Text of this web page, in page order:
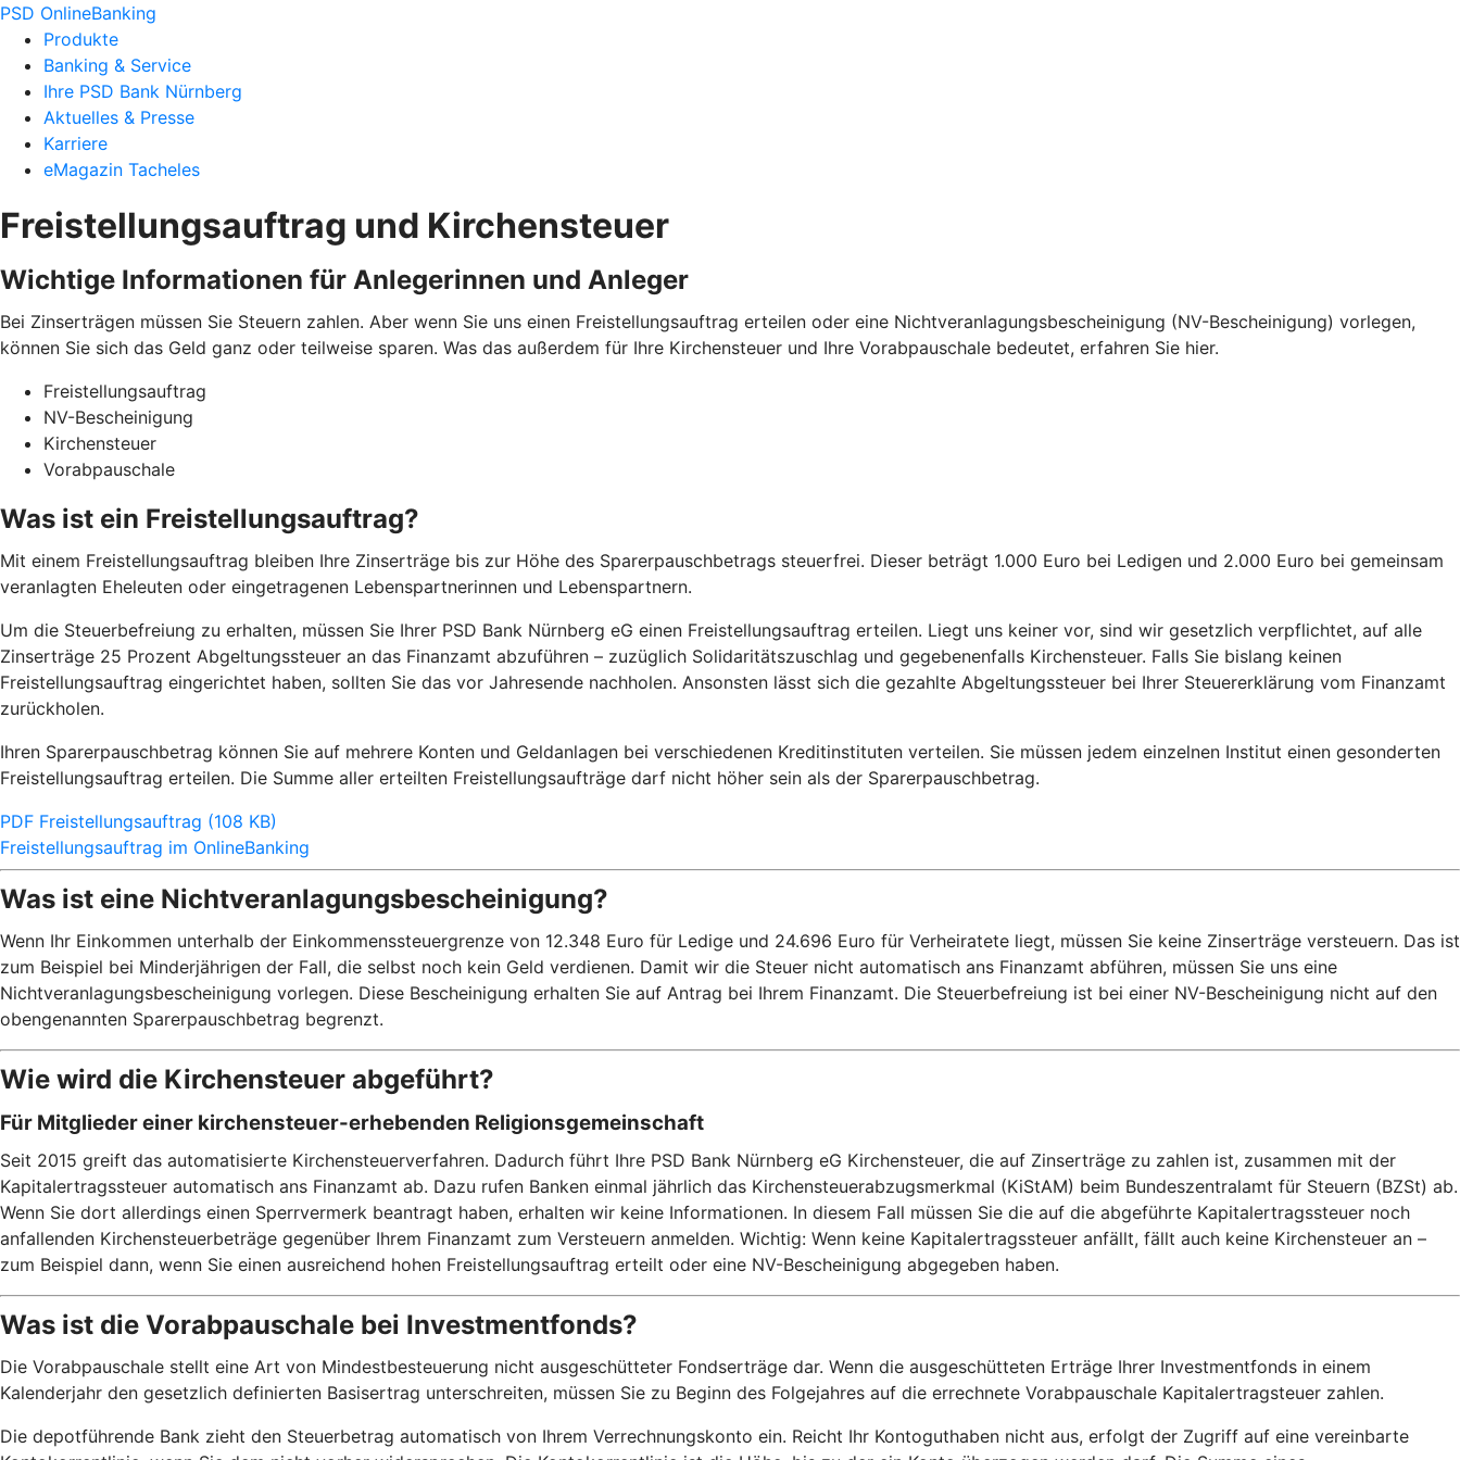
PSD OnlineBanking
Produkte
Banking & Service
Ihre PSD Bank Nürnberg
Aktuelles & Presse
Karriere
eMagazin Tacheles
Freistellungsauftrag und Kirchensteuer
Wichtige Informationen für Anlegerinnen und Anleger
Bei Zinserträgen müssen Sie Steuern zahlen. Aber wenn Sie uns einen Freistellungsauftrag erteilen oder eine Nichtveranlagungsbescheinigung (NV-Bescheinigung) vorlegen,
können Sie sich das Geld ganz oder teilweise sparen. Was das außerdem für Ihre Kirchensteuer und Ihre Vorabpauschale bedeutet, erfahren Sie hier.
Freistellungsauftrag
NV-Bescheinigung
Kirchensteuer
Vorabpauschale
Was ist ein Freistellungsauftrag?
Mit einem Freistellungsauftrag bleiben Ihre Zinserträge bis zur Höhe des Sparerpauschbetrags steuerfrei. Dieser beträgt 1.000 Euro bei Ledigen und 2.000 Euro bei gemeinsam
veranlagten Eheleuten oder eingetragenen Lebenspartnerinnen und Lebenspartnern.
Um die Steuerbefreiung zu erhalten, müssen Sie Ihrer PSD Bank Nürnberg eG einen Freistellungsauftrag erteilen. Liegt uns keiner vor, sind wir gesetzlich verpflichtet, auf alle
Zinserträge 25 Prozent Abgeltungssteuer an das Finanzamt abzuführen – zuzüglich Solidaritätszuschlag und gegebenenfalls Kirchensteuer. Falls Sie bislang keinen
Freistellungsauftrag eingerichtet haben, sollten Sie das vor Jahresende nachholen. Ansonsten lässt sich die gezahlte Abgeltungssteuer bei Ihrer Steuererklärung vom Finanzamt
zurückholen.
Ihren Sparerpauschbetrag können Sie auf mehrere Konten und Geldanlagen bei verschiedenen Kreditinstituten verteilen. Sie müssen jedem einzelnen Institut einen gesonderten
Freistellungsauftrag erteilen. Die Summe aller erteilten Freistellungsaufträge darf nicht höher sein als der Sparerpauschbetrag.
PDF Freistellungsauftrag (108 KB)
Freistellungsauftrag im OnlineBanking
Was ist eine Nichtveranlagungsbescheinigung?
Wenn Ihr Einkommen unterhalb der Einkommenssteuergrenze von 12.348 Euro für Ledige und 24.696 Euro für Verheiratete liegt, müssen Sie keine Zinserträge versteuern. Das ist
zum Beispiel bei Minderjährigen der Fall, die selbst noch kein Geld verdienen. Damit wir die Steuer nicht automatisch ans Finanzamt abführen, müssen Sie uns eine
Nichtveranlagungsbescheinigung vorlegen. Diese Bescheinigung erhalten Sie auf Antrag bei Ihrem Finanzamt. Die Steuerbefreiung ist bei einer NV-Bescheinigung nicht auf den
obengenannten Sparerpauschbetrag begrenzt.
Wie wird die Kirchensteuer abgeführt?
Für Mitglieder einer kirchensteuer-erhebenden Religionsgemeinschaft
Seit 2015 greift das automatisierte Kirchensteuerverfahren. Dadurch führt Ihre PSD Bank Nürnberg eG Kirchensteuer, die auf Zinserträge zu zahlen ist, zusammen mit der
Kapitalertragssteuer automatisch ans Finanzamt ab. Dazu rufen Banken einmal jährlich das Kirchensteuerabzugsmerkmal (KiStAM) beim Bundeszentralamt für Steuern (BZSt) ab.
Wenn Sie dort allerdings einen Sperrvermerk beantragt haben, erhalten wir keine Informationen. In diesem Fall müssen Sie die auf die abgeführte Kapitalertragssteuer noch
anfallenden Kirchensteuerbeträge gegenüber Ihrem Finanzamt zum Versteuern anmelden. Wichtig: Wenn keine Kapitalertragssteuer anfällt, fällt auch keine Kirchensteuer an –
zum Beispiel dann, wenn Sie einen ausreichend hohen Freistellungsauftrag erteilt oder eine NV-Bescheinigung abgegeben haben.
Was ist die Vorabpauschale bei Investmentfonds?
Die Vorabpauschale stellt eine Art von Mindestbesteuerung nicht ausgeschütteter Fondserträge dar. Wenn die ausgeschütteten Erträge Ihrer Investmentfonds in einem
Kalenderjahr den gesetzlich definierten Basisertrag unterschreiten, müssen Sie zu Beginn des Folgejahres auf die errechnete Vorabpauschale Kapitalertragsteuer zahlen.
Die depotführende Bank zieht den Steuerbetrag automatisch von Ihrem Verrechnungskonto ein. Reicht Ihr Kontoguthaben nicht aus, erfolgt der Zugriff auf eine vereinbarte